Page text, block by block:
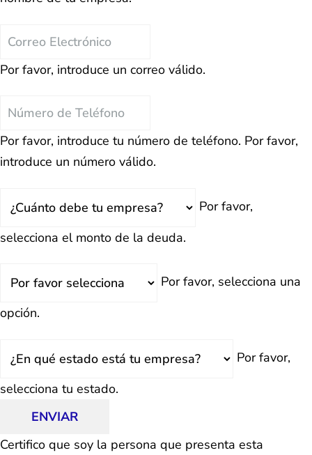
la
Correo
Por favor, introduce un correo válido.
Teléfono
Por favor, introduce tu número de teléfono. Por favor,
introduce un número válido.
Deuda
Por favor,
selecciona el monto de la deuda.
Por favor, selecciona una
opción.
Por favor,
selecciona tu estado.
ENVIAR
Certifico que soy la persona que presenta esta